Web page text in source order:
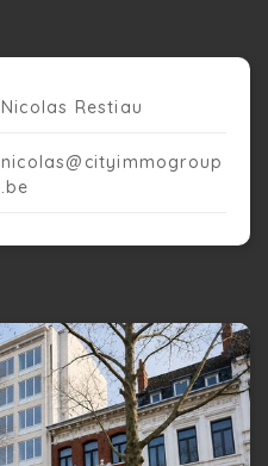
Nicolas Restiau
nicolas@cityimmogroup
.be